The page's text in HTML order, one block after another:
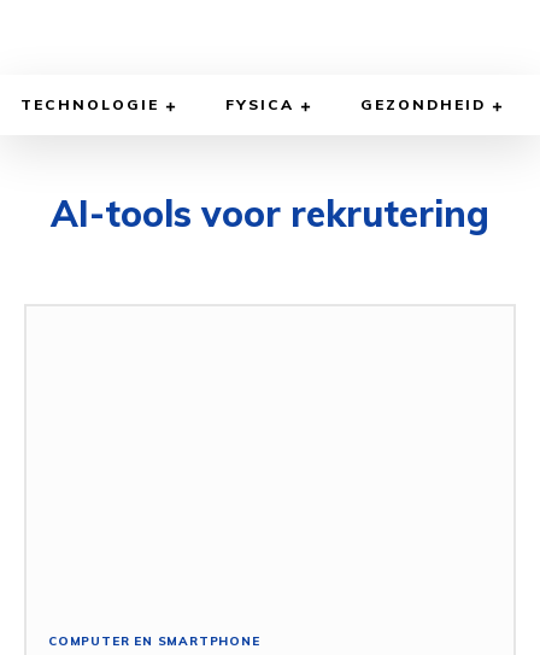
TECHNOLOGIE FYSICA GEZONDHEID
AI-tools voor rekrutering
COMPUTER EN SMARTPHONE